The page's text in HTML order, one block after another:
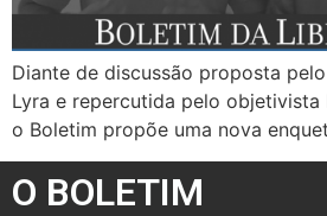
Diante de discussão proposta
Lyra e repercutida pelo objetivista
o Boletim propõe uma nova
O BOLETIM